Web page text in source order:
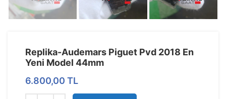
Replika-Audemars Piguet Pvd 2018 En
Yeni Model 44mm
6.800,00 TL